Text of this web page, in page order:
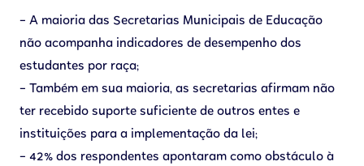
– A maioria das Secretarias Municipais de Educação
não acompanha indicadores de desempenho dos
estudantes por raça;
– Também em sua maioria, as secretarias afirmam não
ter recebido suporte suficiente de outros entes e
instituições para a implementação da lei;
– 42% dos respondentes apontaram como obstáculo à